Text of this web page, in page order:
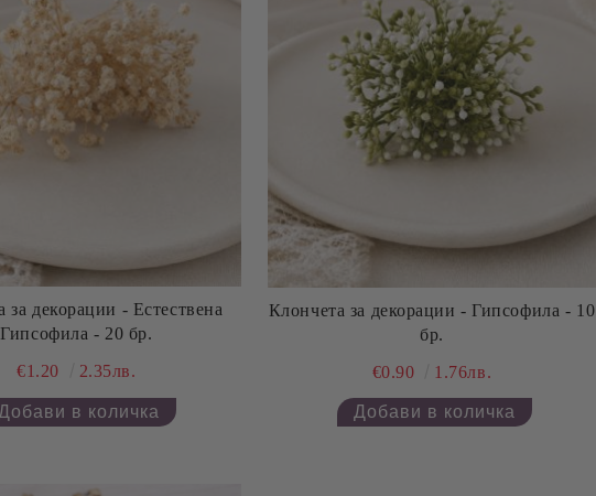
за декорации - Естествена
Гипсофила - 20 бр.
€1.20 2.35лв.
Клончета за декорации - Гипсофила - 10
бр.
€0.90
1.76лв.